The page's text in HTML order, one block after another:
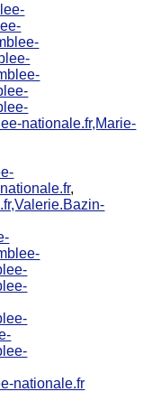
nationale.fr,Marie-
,
nationale.fr